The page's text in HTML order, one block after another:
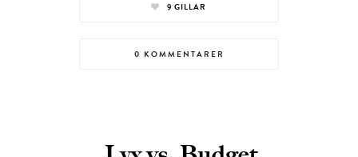
9 GILLAR
0 KOMMENTARER